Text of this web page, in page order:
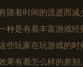
着时间的流逝而减
种是有着丰富游戏经
些玩家在玩游戏的时
有着怎么样的差别